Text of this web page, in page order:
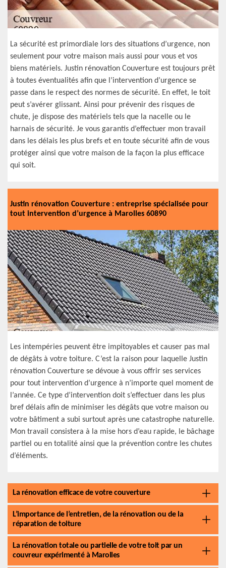
La sécurité est primordiale lors des situations d’urgence, non
seulement pour votre maison mais aussi pour vous et vos
biens matériels. Justin rénovation Couverture est toujours prêt
à toutes éventualités afin que l’intervention d’urgence se
passe dans le respect des normes de sécurité. En effet, le toit
peut s’avérer glissant. Ainsi pour prévenir des risques de
chute, je dispose des matériels tels que la nacelle ou le
harnais de sécurité. Je vous garantis d’effectuer mon travail
dans les délais les plus brefs et en toute sécurité afin de vous
protéger ainsi que votre maison de la façon la plus efficace
qui soit.
Justin rénovation Couverture : entreprise spécialisée pour
tout intervention d’urgence à Marolles 60890
Les intempéries peuvent être impitoyables et causer pas mal
de dégâts à votre toiture. C’est la raison pour laquelle Justin
rénovation Couverture se dévoue à vous offrir ses services
pour tout intervention d’urgence à n’importe quel moment de
l’année. Ce type d’intervention doit s’effectuer dans les plus
bref délais afin de minimiser les dégâts que votre maison ou
votre bâtiment a subi surtout après une catastrophe naturelle.
Mon travail consistera à la mise hors d’eau rapide, le bâchage
partiel ou en totalité ainsi que la prévention contre les chutes
d’éléments.
La rénovation efficace de votre couverture
L’importance de l’entretien, de la rénovation ou de la
réparation de toiture
La rénovation totale ou partielle de votre toit par un
couvreur expérimenté à Marolles